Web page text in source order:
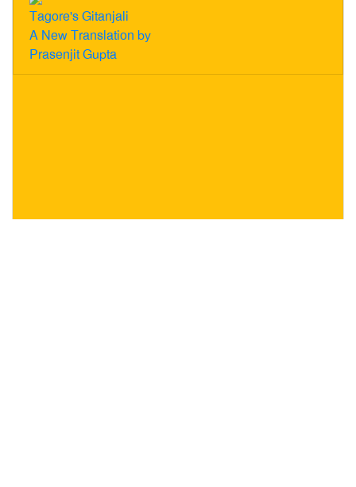
Tagore's Gitanjali
A New Translation by
Prasenjit Gupta